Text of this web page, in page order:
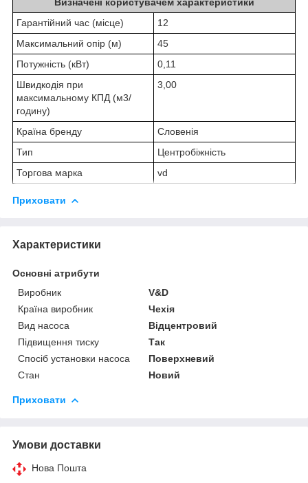
Гарантійний час (місце)
12
Максимальний опір (м)
45
Потужність (кВт)
0,11
Швидкодія при
максимальному КПД (м3/
годину)
3,00
Країна бренду
Словенія
Тип
Центробіжність
Торгова марка
vd
Приховати
Характеристики
Основні атрибути
Виробник
V&D
Країна виробник
Чехія
Вид насоса
Відцентровий
Підвищення тиску
Так
Спосіб установки насоса
Поверхневий
Стан
Новий
Приховати
Умови доставки
Нова Пошта